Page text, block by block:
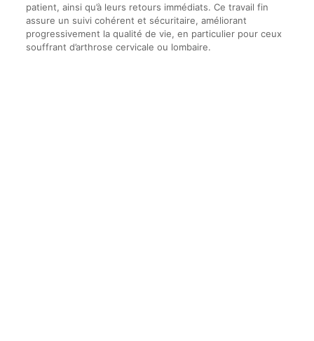
patient, ainsi qu’à leurs retours immédiats. Ce travail fin
assure un suivi cohérent et sécuritaire, améliorant
progressivement la qualité de vie, en particulier pour ceux
souffrant d’arthrose cervicale ou lombaire.